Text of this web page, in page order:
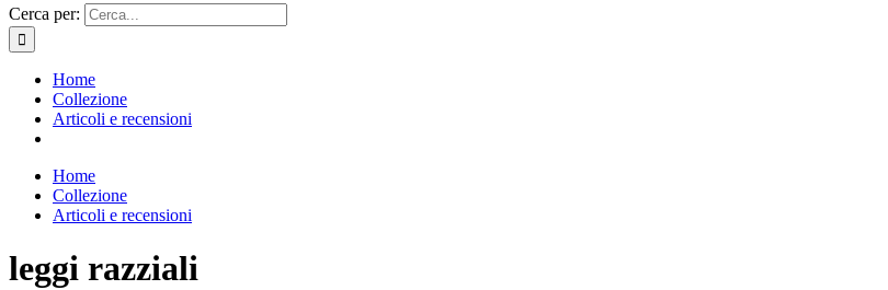
Cerca per:
Home
Collezione
Articoli e recensioni
Home
Collezione
Articoli e recensioni
leggi razziali